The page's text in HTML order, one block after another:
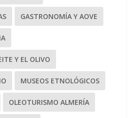
GASTRONOMÍA Y AOVE
Y EL OLIVO
MUSEOS ETNOLÓGICOS
OLEOTURISMO ALMERÍA